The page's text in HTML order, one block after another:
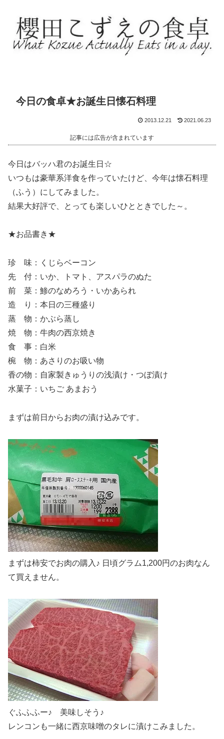
今日の食卓★お誕生日懐石料理
2013.12.21 2021.06.23
記事には広告が含まれています
今日はバッハ君のお誕生日☆
いつもは豪華系洋食を作っていたけど、今年は懐石料理
（ふう）にしてみました。
結果大好評で、とっても楽しいひとときでした～。
★お品書き★
珍 味：くじらベーコン
先 付：いか、トマト、アスパラのぬた
前 菜：鯵のなめろう・いかあられ
造 り：本日の三種盛り
蒸 物：かぶら蒸し
焼 物：牛肉の西京焼き
食 事：白米
椀 物：あさりのお吸い物
香の物：自家製きゅうりの浅漬け・つぼ漬け
水菓子：いちご あまおう
まずは前日からお肉の漬け込みです。
まずは柿安でお肉の購入♪ 日頃グラム1,200円のお肉なん
て買えません。
ぐふふふー♪ 美味しそう♪
レンコンも一緒に西京味噌のタレに漬けこみました。